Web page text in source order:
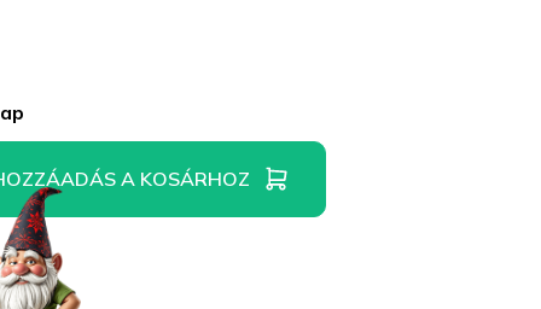
A KOSÁRHOZ